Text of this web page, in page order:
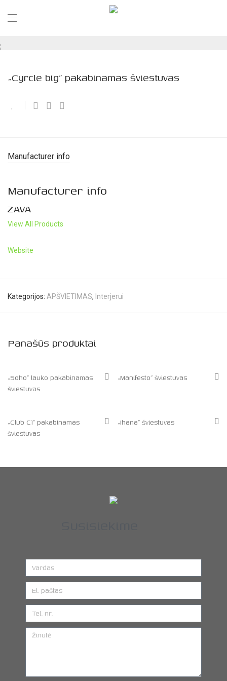
„Cyrcle big” pakabinamas šviestuvas
Manufacturer info
Manufacturer info
ZAVA
View All Products
Website
Kategorijos: APŠVIETIMAS, Interjerui
Panašūs produktai
„Soho” lauko pakabinamas
šviestuvas
„Manifesto” šviestuvas
„Club C1” pakabinamas
šviestuvas
„Ihana” šviestuvas